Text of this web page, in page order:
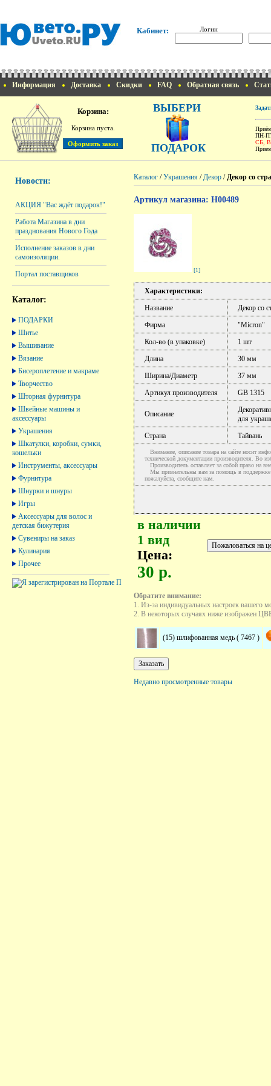
Кабинет: Логин
Информация Доставка Скидки FAQ Обратная связь
Корзина:
Корзина пуста.
ВЫБЕРИ
ПОДАРОК
ПН-
СБ,
Новости:
АКЦИЯ "Вас ждёт подарок!"
Работа Магазина в дни
празднования Нового Года
Исполнение заказов в дни
самоизоляции.
Портал поставщиков
Каталог:
ПОДАРКИ
Шитье
Вышивание
Вязание
Бисероплетение и макраме
Творчество
Шторная фурнитура
Швейные машины и
аксессуары
Украшения
Шкатулки, коробки, сумки,
кошельки
Инструменты, аксессуары
Фурнитура
Шнурки и шнуры
Игры
Аксессуары для волос и
детская бижутерия
Сувениры на заказ
Кулинария
Прочее
Каталог /Украшения /Декор /Декор со
Артикул магазина: H00489
[1]
Характеристики:
Название
Декор со
Фирма
"Micron"
Кол-во (в упаковке)
1 шт
Длина
30 мм
Ширина/Диаметр
37 мм
Артикул производителя
GB 1315
Описание
для
Страна
Тайвань
Внимание, описание товара на сайте носит
технической документации производителя. Во
Производитель оставляет за собой право на
Мы признательны вам за помощь в поддержке
пожалуйста, сообщите нам.
в наличии
1 вид
Цена:
30 р.
Обратите внимание:
1. Из-за индивидуальных настроек вашего
2. В некоторых случаях ниже изображен
(15) шлифованная медь ( 7467 )
Недавно просмотренные товары